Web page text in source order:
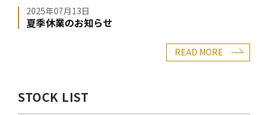
2025年07月13日
夏季休業のお知らせ
READ MORE
STOCK LIST